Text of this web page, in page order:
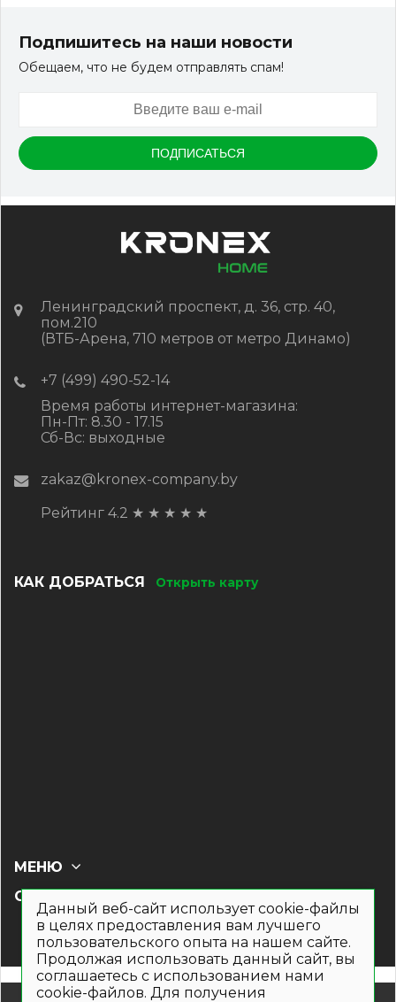
Подпишитесь на наши новости
Обещаем, что не будем отправлять спам!
Ленинградский проспект, д. 36, стр. 40,
пом.210
(ВТБ-Арена, 710 метров от метро Динамо)
+7 (499) 490-52-14
Время работы интернет-магазина:
Пн-Пт: 8.30 - 17.15
Сб-Вс: выходные
zakaz@kronex-company.by
Рейтинг 4.2 ★ ★ ★ ★ ★
КАК ДОБРАТЬСЯ Открыть карту
СОЦ СЕТИ
МЕНЮ
Данный веб-сайт использует cookie-файлы
в целях предоставления вам лучшего
пользовательского опыта на нашем сайте.
Продолжая использовать данный сайт, вы
соглашаетесь с использованием нами
cookie-файлов. Для получения